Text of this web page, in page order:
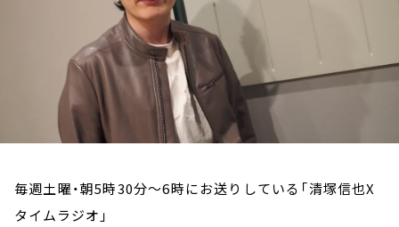
毎週土曜・朝5時30分～6時にお送りしている「清塚信也X
タイムラジオ」